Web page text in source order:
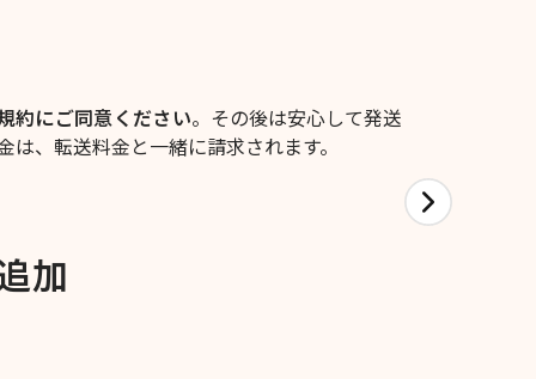
約にご同意ください。その後は安心して発送
は、転送料金と一緒に請求されます。
加